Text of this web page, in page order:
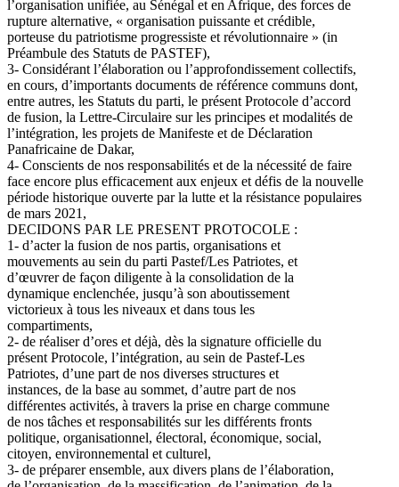
l’organisation unifiée, au Sénégal et en Afrique, des forces de
rupture alternative, « organisation puissante et crédible,
porteuse du patriotisme progressiste et révolutionnaire » (in
Préambule des Statuts de PASTEF),
3- Considérant l’élaboration ou l’approfondissement collectifs,
en cours, d’importants documents de référence communs dont,
entre autres, les Statuts du parti, le présent Protocole d’accord
de fusion, la Lettre-Circulaire sur les principes et modalités de
l’intégration, les projets de Manifeste et de Déclaration
Panafricaine de Dakar,
4- Conscients de nos responsabilités et de la nécessité de faire
face encore plus efficacement aux enjeux et défis de la nouvelle
période historique ouverte par la lutte et la résistance populaires
de mars 2021,
DECIDONS PAR LE PRESENT PROTOCOLE :
1- d’acter la fusion de nos partis, organisations et
mouvements au sein du parti Pastef/Les Patriotes, et
d’œuvrer de façon diligente à la consolidation de la
dynamique enclenchée, jusqu’à son aboutissement
victorieux à tous les niveaux et dans tous les
compartiments,
2- de réaliser d’ores et déjà, dès la signature officielle du
présent Protocole, l’intégration, au sein de Pastef-Les
Patriotes, d’une part de nos diverses structures et
instances, de la base au sommet, d’autre part de nos
différentes activités, à travers la prise en charge commune
de nos tâches et responsabilités sur les différents fronts
politique, organisationnel, électoral, économique, social,
citoyen, environnemental et culturel,
3- de préparer ensemble, aux divers plans de l’élaboration,